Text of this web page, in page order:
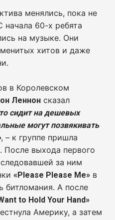
менялись, пока не
начала 60-х ребята
на музыке. Они
хитов и даже
в Королевском
Леннон сказал
сидит на дешевых
могут позвякивать
, – к группе пришла
После выхода первого
за ним
«Please Please Me» в
битломания. А после
to Hold Your Hand»
Америку, а затем